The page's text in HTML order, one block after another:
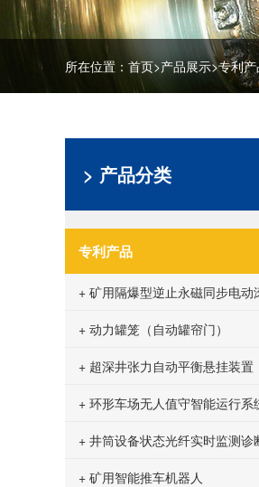
所在位置： 首页>产品展示>专利产
> 产品分类
专利产品
+ 矿用隔爆型逆止永磁同步电动
+ 动力罐笼（自动罐帘门）
+ 超深井张力自动平衡悬挂装置
+ 环形车场无人值守智能运行系
+ 井筒设备状态光纤实时监测诊
+ 矿用智能推车机器人